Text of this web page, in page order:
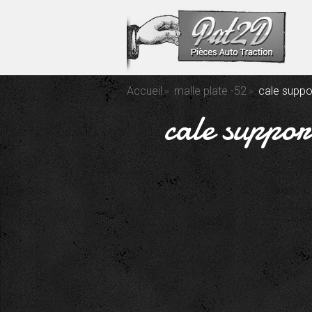
Accueil malle plate -52 cale
cale